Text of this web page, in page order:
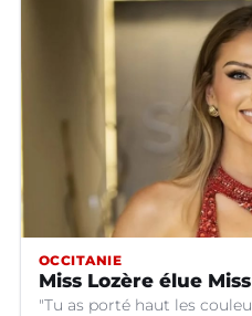
OCCITANIE
Miss Lozère élue
"Tu as porté haut les